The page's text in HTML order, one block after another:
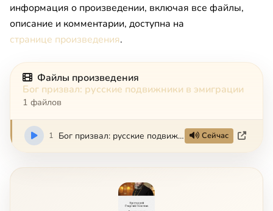
информация о произведении, включая все файлы,
описание и комментарии, доступна на
странице произведения.
Файлы произведения
Бог призвал: русские подвижники в эмиграции
1 файлов
1 Бог призвал: русские подвижники в эмиграции Сейчас